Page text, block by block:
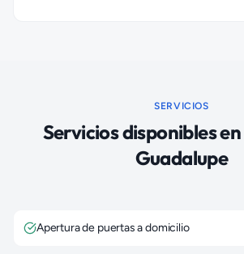
SERVICIOS
Servicios disponibles en
Guadalupe
Apertura de puertas a domicilio